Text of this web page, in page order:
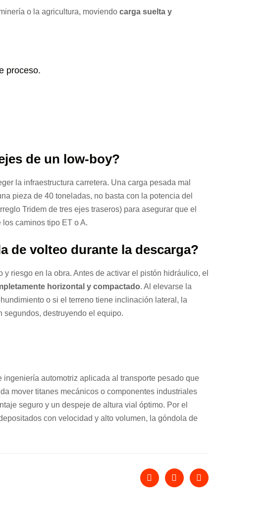
o la agricultura, moviendo carga suelta y
proceso.
de un low-boy?
la infraestructura carretera. Una carga pesada mal
pieza de 40 toneladas, no basta con la potencia del
Tridem de tres ejes traseros) para asegurar que el
caminos tipo ET o A.
de volteo durante la descarga?
riesgo en la obra. Antes de activar el pistón hidráulico, el
horizontal y compactado. Al elevarse la
o si el terreno tiene inclinación lateral, la
segundos, destruyendo el equipo.
automotriz aplicada al transporte pesado que
mover titanes mecánicos o componentes industriales
seguro y un despeje de altura vial óptimo. Por el
con velocidad y alto volumen, la góndola de